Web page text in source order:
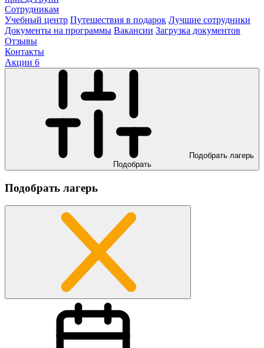
Сотрудникам
Учебный центр Путешествия в подарок Лучшие сотрудники
Документы на программы Вакансии Загрузка документов
Отзывы
Контакты
Акции 6
Подобрать лагерь
Подобрать
Подобрать лагерь